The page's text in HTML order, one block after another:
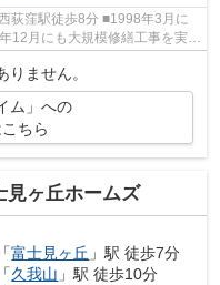
12月にも大規模修繕工事を実施
ません。
ム」への
ちら
見ヶ丘ホームズ
「富士見ヶ丘 」駅 徒歩7分
「久我山 」駅 徒歩10分